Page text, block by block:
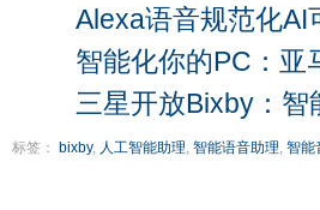
Alexa语音规范化AI
智能化你的PC：亚
三星开放Bixby：
标签： bixby, 人工智能助理, 智能语音助理, 智能